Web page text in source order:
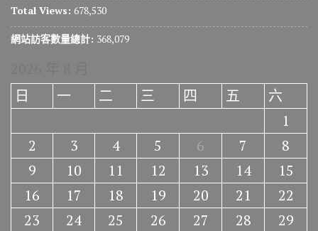
Total Views: 678,530
網站訪客數量總計: 368,079
日
一 二 三 四 五
六
1
2
3 4 5 6 7
8
9
10 11 12 13 14
15
16
17 18 19 20 21
22
23
24 25 26 27 28
29